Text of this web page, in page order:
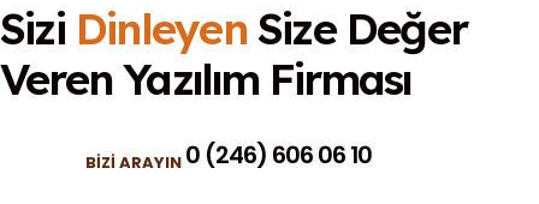
Sizi DinleyenSize Değer
VerenYazılım Firması
BIZI ARAYIN 0 (246) 606 06 10